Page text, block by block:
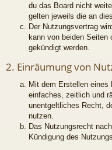
du das Board nicht
gelten jeweils die an
Der Nutzungsvertrag
kann von beiden Seiten
gekündigt werden.
2. Einräumung von
Mit dem Erstellen
einfaches, zeitlich und
unentgeltliches Recht,
nutzen.
Das Nutzungsrecht
Kündigung des